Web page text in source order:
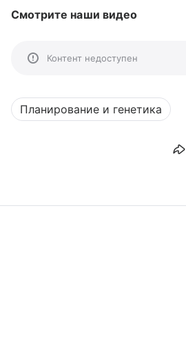
Смотрите наши видео
Контент недоступен
Планирование и генетика